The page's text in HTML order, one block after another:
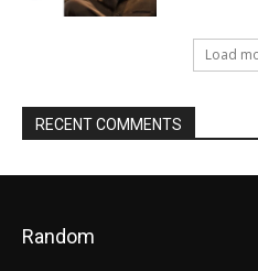
Load
RECENT COMMENTS
Random